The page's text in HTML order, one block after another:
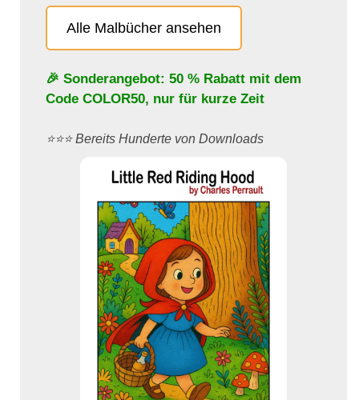
Alle Malbücher ansehen
🎉 Sonderangebot: 50 % Rabatt mit dem
Code COLOR50, nur für kurze Zeit
⭐️⭐️⭐️ Bereits Hunderte von Downloads